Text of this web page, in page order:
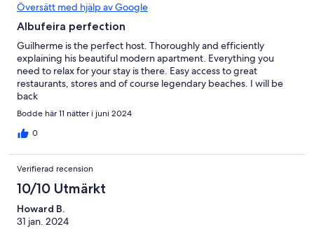
Översätt med hjälp av Google
Albufeira perfection
Guilherme is the perfect host. Thoroughly and efficiently
explaining his beautiful modern apartment. Everything you
need to relax for your stay is there. Easy access to great
restaurants, stores and of course legendary beaches. I will be
back
Bodde här 11 nätter i juni 2024
0
Verifierad recension
10/10 Utmärkt
Howard B.
31 jan. 2024